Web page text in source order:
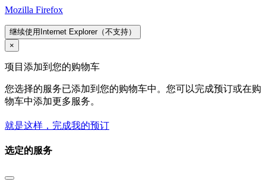
Mozilla Firefox
继续使用Internet Explorer（不支持）
×
项目添加到您的购物车
您选择的服务已添加到您的购物车中。您可以完成预订或在购
物车中添加更多服务。
就是这样，完成我的预订
选定的服务